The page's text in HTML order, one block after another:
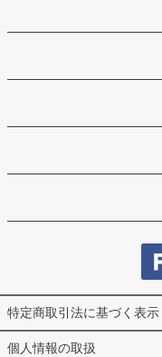
特定商取引法に基づく表示
個人情報の取扱